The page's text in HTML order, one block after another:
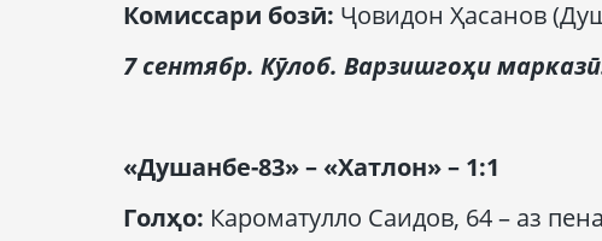
Комиссари бозӣ: Ҷовидон Ҳасанов
7 сентябр. Кӯлоб. Варзишгоҳи марказӣ
«Душанбе-83» – «Хатлон» – 1:1
Голҳо: Кароматулло Саидов, 64 – аз